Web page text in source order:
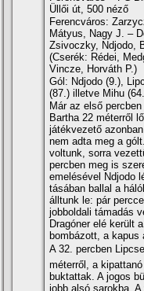
Üllői út, 500 néző
Ferencváros:
Mátyus, Nagy J. –
Zsivoczky, Ndjodo,
(Cserék: Rédei,
Vincze, Horváth P.)
Gól: Ndjodo (9.),
(87.) illetve Mihu
Már az első
Bartha 22 méterről
játékvezető
nem adta meg a
voltunk, sorra
percben meg is
emelésével Ndjodo
tásában ballal a
álltunk le: pár
jobboldali támadás
Dragóner elé került
bombázott, a kapus
A 32. percben
méterről, a
buktattak. A jogos
jobb alsó sarokba.